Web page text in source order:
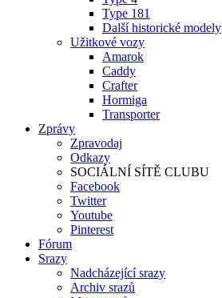
Type 181
Další historické modely
Užitkové vozy
Amarok
Caddy
Crafter
Hormiga
Transporter
Zprávy
Zpravodaj
Odkazy
SOCIÁLNÍ SÍTĚ CLUBU
Facebook
Twitter
Youtube
Pinterest
Fórum
Srazy
Nadcházející srazy
Archiv srazů